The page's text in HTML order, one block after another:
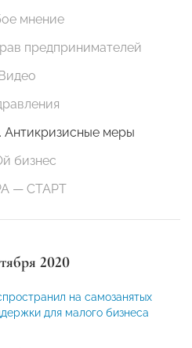
мнение
предпринимателей
Видео
меры
бизнес
— СТАРТ
2020
на самозанятых
для малого бизнеса